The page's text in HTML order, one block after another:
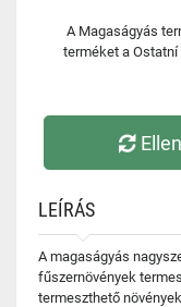
A Magaságyás
terméket a Ostatní
LEÍRÁS
A magaságyás
fűszernövények
termeszthető